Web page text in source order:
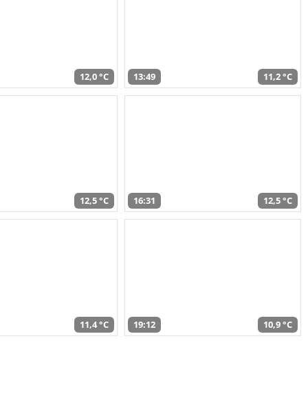
12,0 °C 13:49 11,2 °C
12,5 °C 16:31 12,5 °C
11,4 °C 19:12 10,9 °C